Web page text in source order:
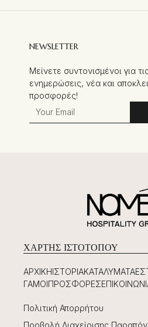
NEWSLETTER
Μείνετε συντονισμένοι για
ενημερώσεις, νέα και
προσφορές!
ΧΆΡΤΗΣ ΙΣΤΟΤΌΠΟΥ
ΑΡΧΙΚΉΙΣΤΟΡΊΑΚΑΤΑΛΎΜΑΤΑ
ΓΆΜΟΙΠΡΟΣΦΟΡΈΣ
Πολιτική Απορρήτου
Προβολή Διαχείρισης